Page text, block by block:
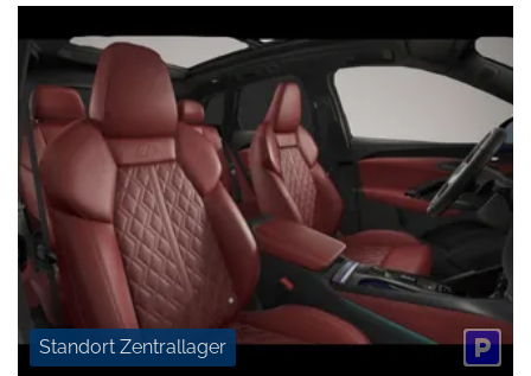
Standort Zentrallager